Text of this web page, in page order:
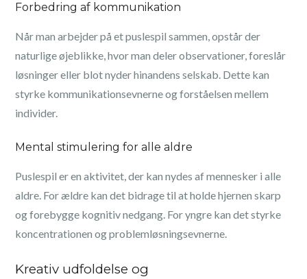
Forbedring af kommunikation
Når man arbejder på et puslespil sammen, opstår der
naturlige øjeblikke, hvor man deler observationer, foreslår
løsninger eller blot nyder hinandens selskab. Dette kan
styrke kommunikationsevnerne og forståelsen mellem
individer.
Mental stimulering for alle aldre
Puslespil er en aktivitet, der kan nydes af mennesker i alle
aldre. For ældre kan det bidrage til at holde hjernen skarp
og forebygge kognitiv nedgang. For yngre kan det styrke
koncentrationen og problemløsningsevnerne.
Kreativ udfoldelse og